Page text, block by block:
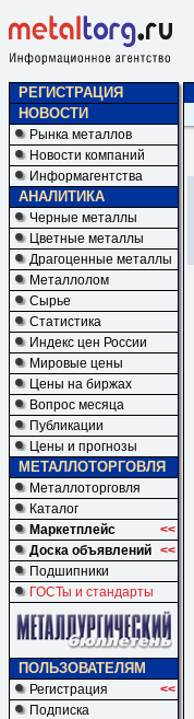
РЕГИСТРАЦИЯ
НОВОСТИ
Рынка металлов
Новости компаний
Информагентства
АНАЛИТИКА
Черные металлы
Цветные металлы
Драгоценные металлы
Металлолом
Сырье
Статистика
Индекс цен России
Мировые цены
Цены на биржах
Вопрос месяца
Публикации
Цены и прогнозы
МЕТАЛЛОТОРГОВЛЯ
Металлоторговля
Каталог
Маркетплейс
<<
Доска объявлений <<
Подшипники
ГОСТы и стандарты
ПОЛЬЗОВАТЕЛЯМ
Регистрация
<<
Подписка